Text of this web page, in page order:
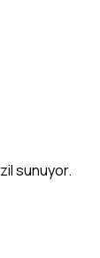
sunuyor.